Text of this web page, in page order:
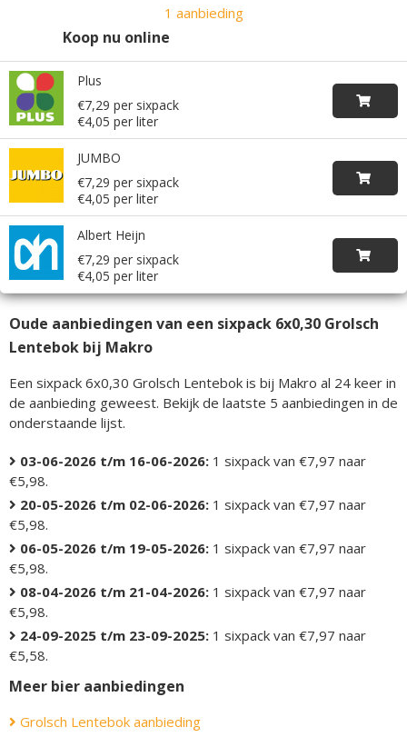
1 aanbieding
Koop nu online
Plus
€7,29 per sixpack
€4,05 per liter
JUMBO
€7,29 per sixpack
€4,05 per liter
Albert Heijn
€7,29 per sixpack
€4,05 per liter
Oude aanbiedingen van een sixpack 6x0,30 Grolsch
Lentebok bij Makro
Een sixpack 6x0,30 Grolsch Lentebok is bij Makro al 24 keer in
de aanbieding geweest. Bekijk de laatste 5 aanbiedingen in de
onderstaande lijst.
03-06-2026 t/m 16-06-2026: 1 sixpack van €7,97 naar
€5,98.
20-05-2026 t/m 02-06-2026: 1 sixpack van €7,97 naar
€5,98.
06-05-2026 t/m 19-05-2026: 1 sixpack van €7,97 naar
€5,98.
08-04-2026 t/m 21-04-2026: 1 sixpack van €7,97 naar
€5,98.
24-09-2025 t/m 23-09-2025: 1 sixpack van €7,97 naar
€5,58.
Meer bier aanbiedingen
Grolsch Lentebok aanbieding